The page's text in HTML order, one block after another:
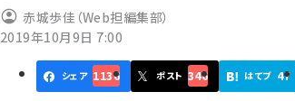
赤城歩佳（Web担編集部）
2019年10月9日 7:00
シェア 1136 ポスト 346 はてブ 47